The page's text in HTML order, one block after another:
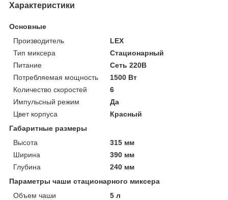
Характеристики
Основные
Производитель
LEX
Тип миксера
Стационарный
Питание
Сеть 220В
Потребляемая мощность
1500 Вт
Количество скоростей
6
Импульсный режим
Да
Цвет корпуса
Красный
Габаритные размеры
Высота
315 мм
Ширина
390 мм
Глубина
240 мм
Параметры чаши стационарного миксера
Объем чаши
5 л